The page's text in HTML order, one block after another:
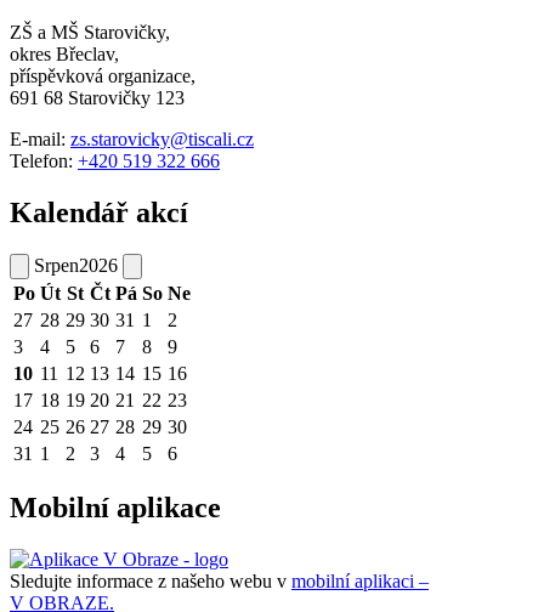
ZŠ a MŠ Starovičky,
okres Břeclav,
příspěvková organizace,
691 68 Starovičky 123
E-mail: zs.starovicky@tiscali.cz
Telefon: +420 519 322 666
Kalendář akcí
Srpen2026
Po Út St Čt Pá So Ne
27 28 29 30 31 1
2
3
4 5 6 7 8
9
10 11 12 13 14 15 16
17 18 19 20 21 22 23
24 25 26 27 28 29 30
31 1 2 3 4 5 6
Mobilní aplikace
Sledujte informace z našeho webu v mobilní aplikaci –
V OBRAZE.